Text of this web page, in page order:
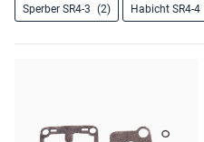
Sperber SR4-3 (2) Habicht SR4-4